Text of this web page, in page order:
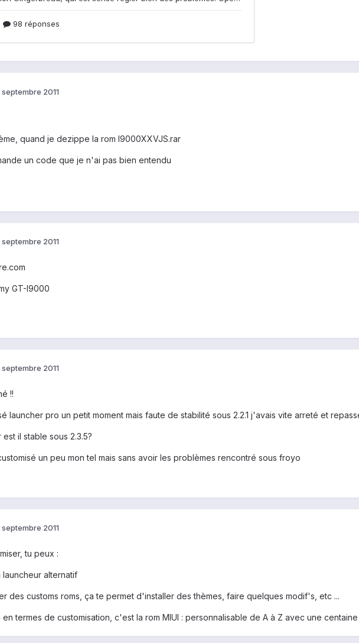
septembre 2011
quand je dezippe la rom I9000XXVJS.rar
un code que je n'ai pas bien entendu
septembre 2011
GT-I9000
septembre 2011
!!
launcher pro un petit moment mais faute de stabilité sous 2.2.1 j'avais vite arreté et
il stable sous 2.3.5?
un peu mon tel mais sans avoir les problèmes rencontré sous froyo
septembre 2011
tu peux :
launcheur alternatif
des customs roms, ça te permet d'installer des thèmes, faire quelques modif's, etc ...
en termes de customisation, c'est la rom MIUI : personnalisable de A à Z avec une